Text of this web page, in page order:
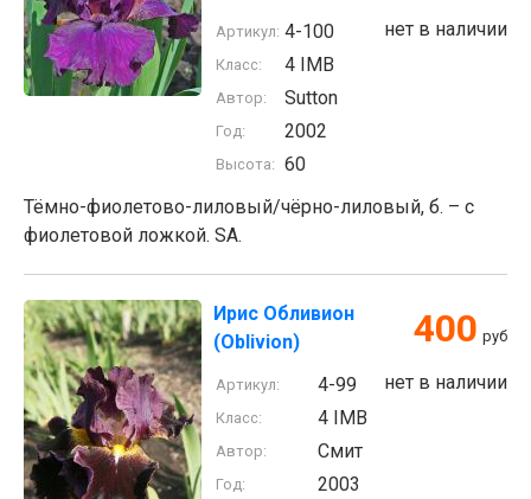
нет в наличии
Артикул: 4-100
Класс: 4 IMB
Автор: Sutton
Год: 2002
Высота: 60
Тёмно-фиолетово-лиловый/чёрно-лиловый, б. – с
фиолетовой ложкой. SA.
Ирис Обливион
(Oblivion)
400 руб
нет в наличии
Артикул: 4-99
Класс: 4 IMB
Автор: Смит
Год: 2003